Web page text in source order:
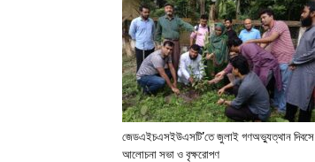
জেডএইচএসইউএসটি’তে জুলাই গণঅভ্যুত্থান দিবসে
আলোচনা সভা ও বৃক্ষরোপণ